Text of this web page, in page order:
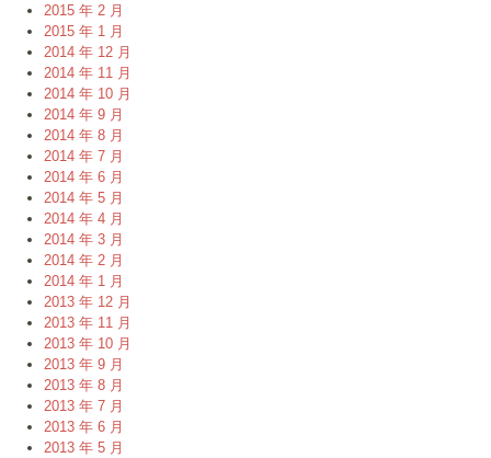
2015 年 2 月
2015 年 1 月
2014 年 12 月
2014 年 11 月
2014 年 10 月
2014 年 9 月
2014 年 8 月
2014 年 7 月
2014 年 6 月
2014 年 5 月
2014 年 4 月
2014 年 3 月
2014 年 2 月
2014 年 1 月
2013 年 12 月
2013 年 11 月
2013 年 10 月
2013 年 9 月
2013 年 8 月
2013 年 7 月
2013 年 6 月
2013 年 5 月